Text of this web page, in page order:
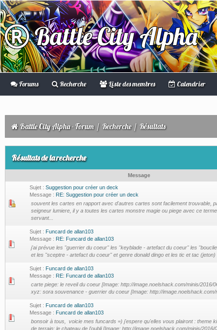
Battle City Alpha
Forums Recherche Liste des membres Calendrier
Battle City Alpha - Forum/ Recherche / Résultats
Résultats de la recherche
Message
Sujet : Suggestion pour créer un deck
Message : RE: Suggestion pour créer un deck
souvent les cartes en rapport avec d'autres cartes sont facilement trouvable,
seigneur lumiere, il y a toutes les cartes monstre magie ou piege avec ce
servant...
Sujet : Funcard de allan103
Message : RE: Funcard de allan103
j'ai prévue les "guerrier du coeur" les "keyblade - artefact du coeur" les
et les "sceptre - artefact du coeur" et genre donald dingo et les tic et tac (jeton)
Sujet : Funcard de allan103
Message : RE: Funcard de allan103
carte piege: le reveil du coeur [Image: http://image.noelshack.com/minis/2016/
xyz: sora souvenance - guerrier du coeur [Image: http://image.noelshack.com/
Sujet : Funcard de allan103
Message : Funcard de allan103
bonsoir à tous, voicie mes funcards =) j'espere qu'elles vous plairont : theme
de terrain: le chateau de l'oubli [Image: http://image.noelshack.com/minis/2016/